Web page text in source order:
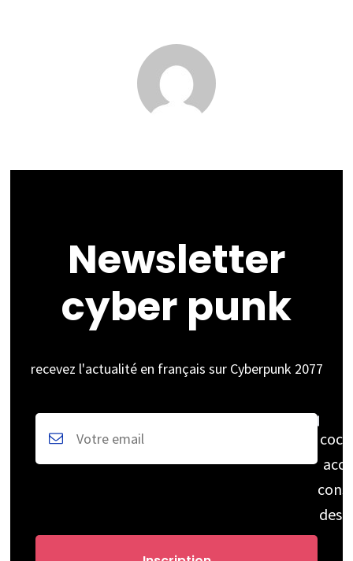
Newsletter
cyber punk
recevez l'actualité en français sur Cyberpunk 2077
des